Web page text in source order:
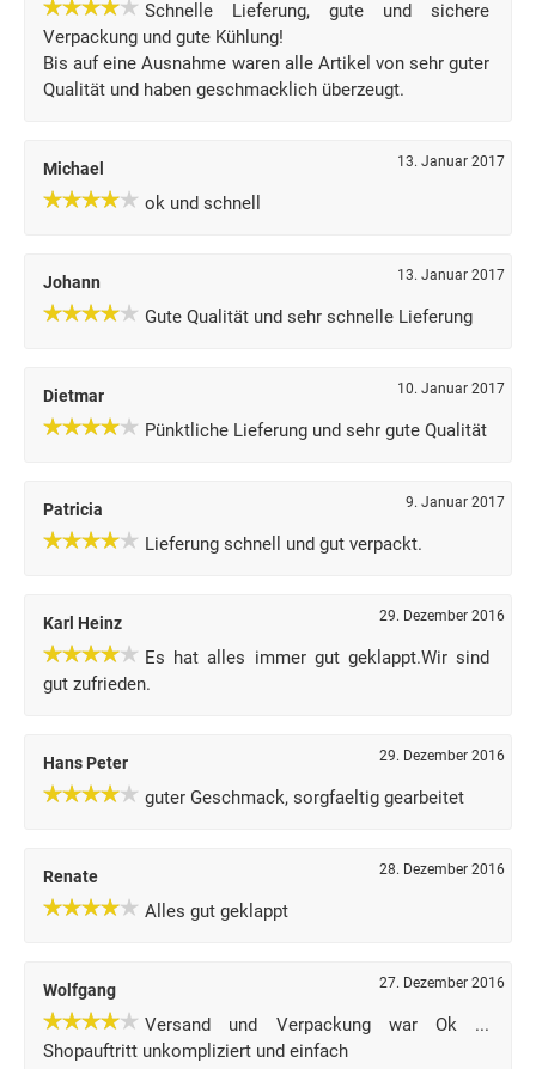
Schnelle Lieferung, gute und sichere
Verpackung und gute Kühlung!
Bis auf eine Ausnahme waren alle Artikel von sehr guter
Qualität und haben geschmacklich überzeugt.
Michael 13. Januar 2017
ok und schnell
Johann 13. Januar 2017
Gute Qualität und sehr schnelle Lieferung
Dietmar 10. Januar 2017
Pünktliche Lieferung und sehr gute Qualität
Patricia 9. Januar 2017
Lieferung schnell und gut verpackt.
Karl Heinz 29. Dezember 2016
Es hat alles immer gut geklappt.Wir sind
gut zufrieden.
Hans Peter 29. Dezember 2016
guter Geschmack, sorgfaeltig gearbeitet
Renate 28. Dezember 2016
Alles gut geklappt
Wolfgang 27. Dezember 2016
Versand und Verpackung war Ok ...
Shopauftritt unkompliziert und einfach